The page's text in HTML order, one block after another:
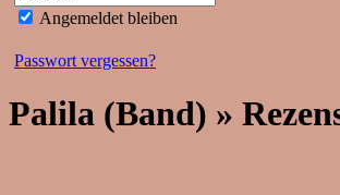
Angemeldet bleiben
Passwort vergessen?
Palila (Band) »